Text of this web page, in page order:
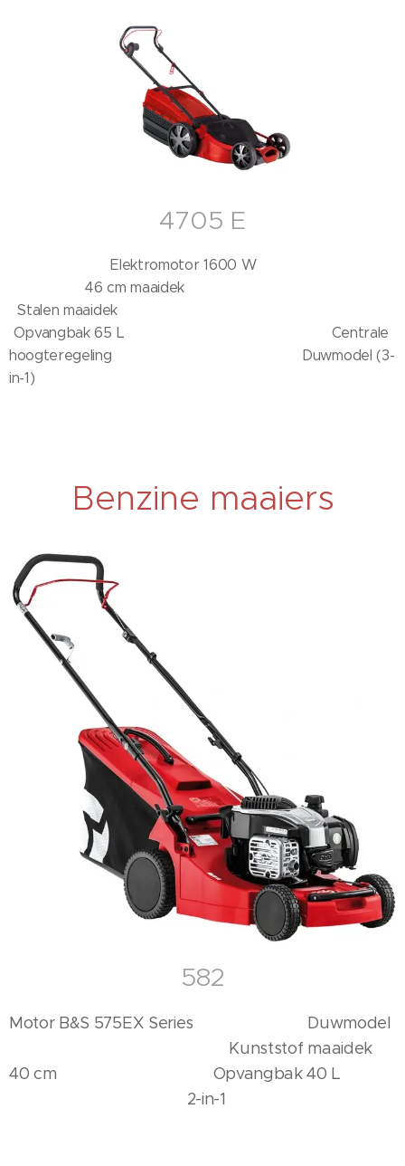
4705 E
Elektromotor 1600 W
46 cm maaidek
Stalen maaidek
Opvangbak 65 L Centrale
hoogteregeling Duwmodel (3-
in-1)
Benzine maaiers
582
Motor B&S 575EX Series Duwmodel
Kunststof maaidek
40 cm Opvangbak 40 L
2-in-1